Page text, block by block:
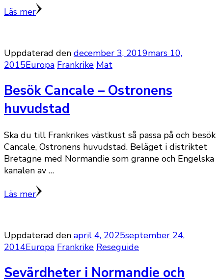
Läs mer
Uppdaterad den december 3, 2019mars 10,
2015Europa Frankrike Mat
Besök Cancale – Ostronens
huvudstad
Ska du till Frankrikes västkust så passa på och besök
Cancale, Ostronens huvudstad. Beläget i distriktet
Bretagne med Normandie som granne och Engelska
kanalen av …
Läs mer
Uppdaterad den april 4, 2025september 24,
2014Europa Frankrike Reseguide
Sevärdheter i Normandie och